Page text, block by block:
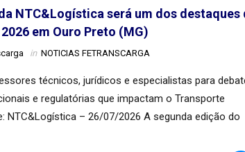
NTC&Logística será um dos destaques
em Ouro Preto (MG)
in NOTICIAS FETRANSCARGA
técnicos, jurídicos e especialistas para
e regulatórias que impactam o Transporte
NTC&Logística – 26/07/2026 A segunda edição do